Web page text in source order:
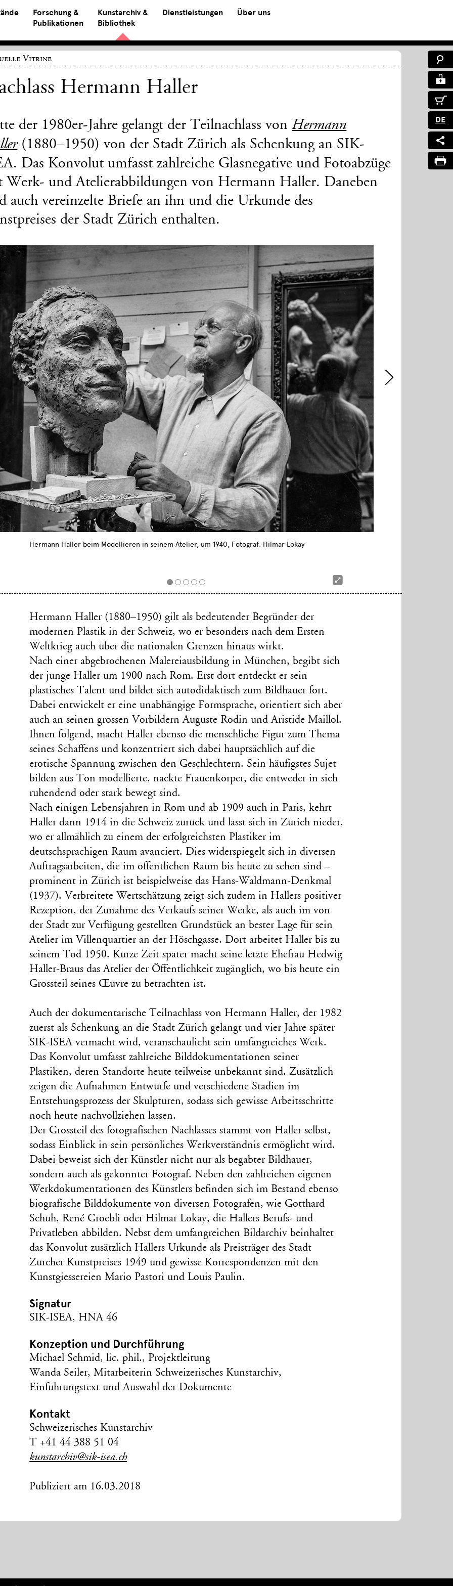
Forschung &
Publikationen
Kunstarchiv &
Bibliothek
Dienstleistungen Über uns
DE
Vitrine
Hermann Haller
der 1980er-Jahre gelangt der Teilnachlass vonHermann
(1880–1950) von der Stadt Zürich als Schenkung an SIK-
Das Konvolut umfasst zahlreiche Glasnegative und Fotoabzüge
Werk- und Atelierabbildungen von Hermann Haller. Daneben
auch vereinzelte Briefe an ihn und die Urkunde des
der Stadt Zürich enthalten.
Hermann Haller beim Modellieren in seinem Atelier, um 1940, Fotograf: Hilmar Lokay
Hermann Haller (1880–1950) gilt als bedeutender Begründer der
modernen Plastik in der Schweiz, wo er besonders nach dem Ersten
Weltkrieg auch über die nationalen Grenzen hinaus wirkt.
Nach einer abgebrochenen Malereiausbildung in München, begibt sich
der junge Haller um 1900 nach Rom. Erst dort entdeckt er sein
plastisches Talent und bildet sich autodidaktisch zum Bildhauer fort.
Dabei entwickelt er eine unabhängige Formsprache, orientiert sich aber
auch an seinen grossen Vorbildern Auguste Rodin und Aristide Maillol.
Ihnen folgend, macht Haller ebenso die menschliche Figur zum Thema
seines Schaffens und konzentriert sich dabei hauptsächlich auf die
erotische Spannung zwischen den Geschlechtern. Sein häufigstes Sujet
bilden aus Ton modellierte, nackte Frauenkörper, die entweder in sich
ruhendend oder stark bewegt sind.
Nach einigen Lebensjahren in Rom und ab 1909 auch in Paris, kehrt
Haller dann 1914 in die Schweiz zurück und lässt sich in Zürich nieder,
wo er allmählich zu einem der erfolgreichsten Plastiker im
deutschsprachigen Raum avanciert. Dies widerspiegelt sich in diversen
Auftragsarbeiten, die im öffentlichen Raum bis heute zu sehen sind –
prominent in Zürich ist beispielweise das Hans-Waldmann-Denkmal
(1937). Verbreitete Wertschätzung zeigt sich zudem in Hallers positiver
Rezeption, der Zunahme des Verkaufs seiner Werke, als auch im von
der Stadt zur Verfügung gestellten Grundstück an bester Lage für sein
Atelier im Villenquartier an der Höschgasse. Dort arbeitet Haller bis zu
seinem Tod 1950. Kurze Zeit später macht seine letzte Ehefrau Hedwig
Haller-Braus das Atelier der Öffentlichkeit zugänglich, wo bis heute ein
Grossteil seines Œuvre zu betrachten ist.
Auch der dokumentarische Teilnachlass von Hermann Haller, der 1982
zuerst als Schenkung an die Stadt Zürich gelangt und vier Jahre später
SIK-ISEA vermacht wird, veranschaulicht sein umfangreiches Werk.
Das Konvolut umfasst zahlreiche Bilddokumentationen seiner
Plastiken, deren Standorte heute teilweise unbekannt sind. Zusätzlich
zeigen die Aufnahmen Entwürfe und verschiedene Stadien im
Entstehungsprozess der Skulpturen, sodass sich gewisse Arbeitsschritte
noch heute nachvollziehen lassen.
Der Grossteil des fotografischen Nachlasses stammt von Haller selbst,
sodass Einblick in sein persönliches Werkverständnis ermöglicht wird.
Dabei beweist sich der Künstler nicht nur als begabter Bildhauer,
sondern auch als gekonnter Fotograf. Neben den zahlreichen eigenen
Werkdokumentationen des Künstlers befinden sich im Bestand ebenso
biografische Bilddokumente von diversen Fotografen, wie Gotthard
Schuh, René Groebli oder Hilmar Lokay, die Hallers Berufs- und
Privatleben abbilden. Nebst dem umfangreichen Bildarchiv beinhaltet
das Konvolut zusätzlich Hallers Urkunde als Preisträger des Stadt
Zürcher Kunstpreises 1949 und gewisse Korrespondenzen mit den
Kunstgiessereien Mario Pastori und Louis Paulin.
Signatur
SIK-ISEA, HNA 46
Konzeption und Durchführung
Michael Schmid, lic. phil., Projektleitung
Wanda Seiler, Mitarbeiterin Schweizerisches Kunstarchiv,
Einführungstext und Auswahl der Dokumente
Kontakt
Schweizerisches Kunstarchiv
T +41 44 388 51 04
kunstarchiv@sik-isea.ch
Publiziert am 16.03.2018